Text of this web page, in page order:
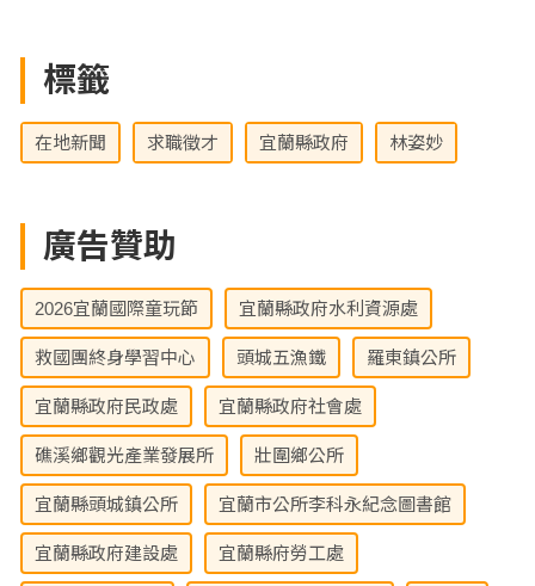
標籤
在地新聞 求職徵才 宜蘭縣政府 林姿妙
廣告贊助
2026宜蘭國際童玩節 宜蘭縣政府水利資源處
救國團終身學習中心 頭城五漁鐵 羅東鎮公所
宜蘭縣政府民政處 宜蘭縣政府社會處
礁溪鄉觀光產業發展所 壯圍鄉公所
宜蘭縣頭城鎮公所 宜蘭市公所李科永紀念圖書館
宜蘭縣政府建設處 宜蘭縣府勞工處